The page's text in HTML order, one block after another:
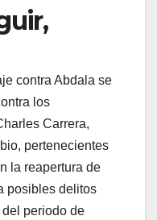
contra Abdala se
los
Carrera,
pertenecientes
la reapertura de
posibles delitos
periodo de